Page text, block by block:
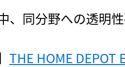
、同分野への透明
THE HOME DEPOT